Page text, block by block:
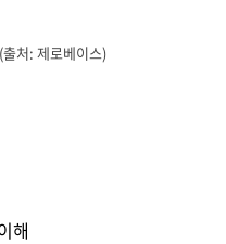
처: 제로베이스)
해